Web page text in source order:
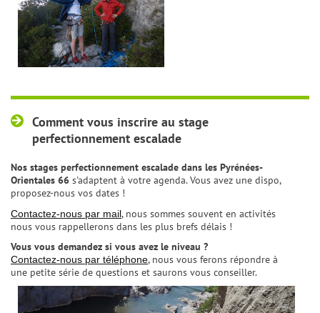
Comment vous inscrire au stage
perfectionnement escalade
Nos stages perfectionnement escalade dans les Pyrénées-
Orientales 66 s'adaptent à votre agenda. Vous avez une dispo,
proposez-nous vos dates !
Contactez-nous par mail, nous sommes souvent en activités
nous vous rappellerons dans les plus brefs délais !
Vous vous demandez si vous avez le niveau ?
Contactez-nous par téléphone, nous vous ferons répondre à
une petite série de questions et saurons vous conseiller.